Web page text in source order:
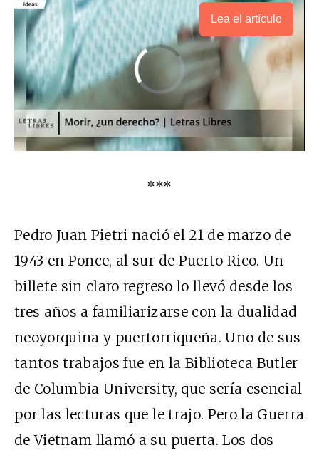
Lea el artículo
***
Pedro Juan Pietri nació el 21 de marzo de
1943 en Ponce, al sur de Puerto Rico. Un
billete sin claro regreso lo llevó desde los
tres años a familiarizarse con la dualidad
neoyorquina y puertorriqueña. Uno de sus
tantos trabajos fue en la Biblioteca Butler
de Columbia University, que sería esencial
por las lecturas que le trajo. Pero la Guerra
de Vietnam llamó a su puerta. Los dos